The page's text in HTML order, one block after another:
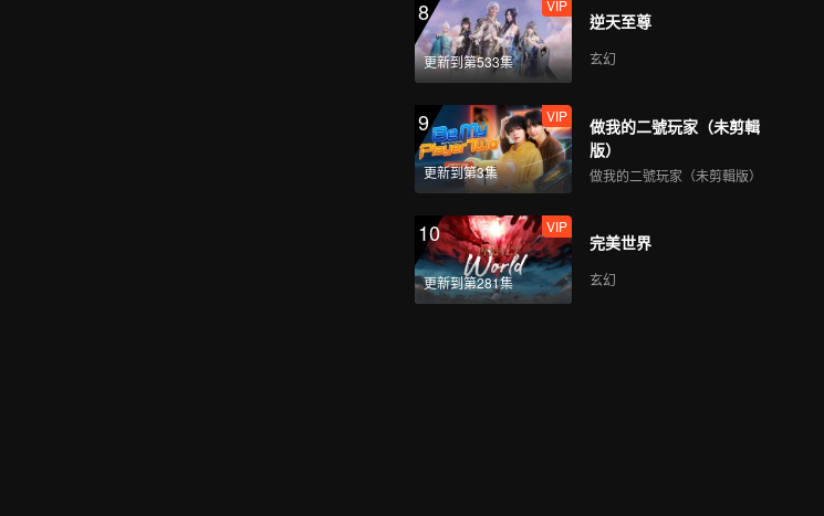
8
更新到第533集
VIP
逆天至尊
玄幻
9
更新到第3集
VIP
做我的二號玩家（未剪輯
版）
做我的二號玩家（未剪輯版）
10
更新到第281集
VIP
完美世界
玄幻